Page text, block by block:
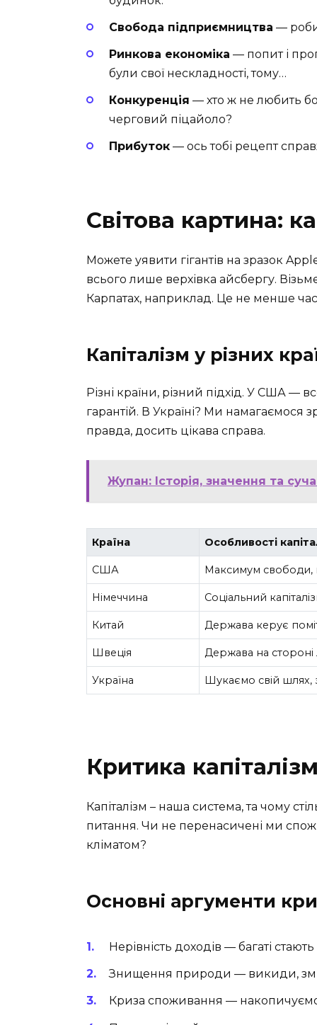
Свобода підприємництва —
Ринкова економіка — попит і
були свої нескладності, тому…
Конкуренція — хто ж не любить
черговий піцайоло?
Прибуток — ось тобі рецепт
Світова картина:
Можете уявити гігантів на зразок
всього лише верхівка айсбергу.
Карпатах, наприклад. Це не менше
Капіталізм у різних
Різні країни, різний підхід. У США —
гарантій. В Україні? Ми намагаємося
правда, досить цікава справа.
Жупан: Історія, значення та
Країна Особливості
США Максимум свободи,
Німеччина Соціальний
Китай Держава керує
Швеція Держава на стороні
Україна Шукаємо свій шлях,
Критика
Капіталізм – наша система, та чому
питання. Чи не перенасичені ми
кліматом?
Основні аргументи
Нерівність доходів — багаті
Знищення природи — викиди,
Криза споживання —